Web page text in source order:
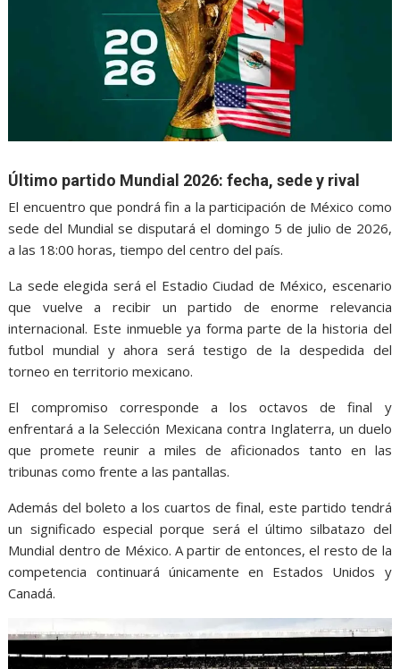
Último partido Mundial 2026: fecha, sede y rival
El encuentro que pondrá fin a la participación de México como
sede del Mundial se disputará el domingo 5 de julio de 2026,
a las 18:00 horas, tiempo del centro del país.
La sede elegida será el Estadio Ciudad de México, escenario
que vuelve a recibir un partido de enorme relevancia
internacional. Este inmueble ya forma parte de la historia del
futbol mundial y ahora será testigo de la despedida del
torneo en territorio mexicano.
El compromiso corresponde a los octavos de final y
enfrentará a la Selección Mexicana contra Inglaterra, un duelo
que promete reunir a miles de aficionados tanto en las
tribunas como frente a las pantallas.
Además del boleto a los cuartos de final, este partido tendrá
un significado especial porque será el último silbatazo del
Mundial dentro de México. A partir de entonces, el resto de la
competencia continuará únicamente en Estados Unidos y
Canadá.